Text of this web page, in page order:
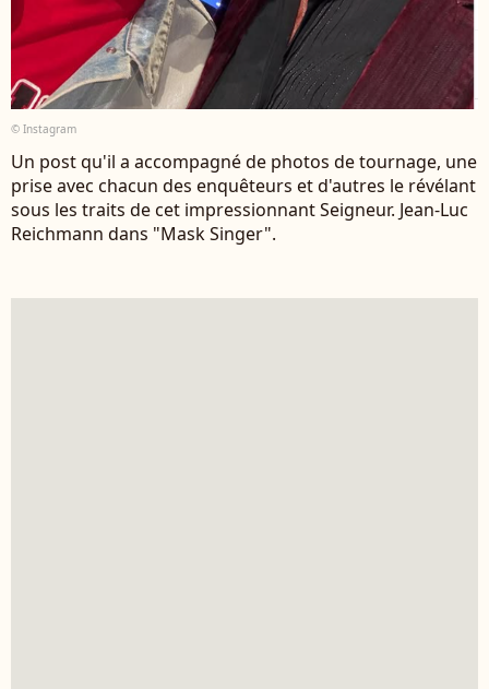
© Instagram
Un post qu'il a accompagné de photos de tournage, une
prise avec chacun des enquêteurs et d'autres le révélant
sous les traits de cet impressionnant Seigneur. Jean-Luc
Reichmann dans "Mask Singer".